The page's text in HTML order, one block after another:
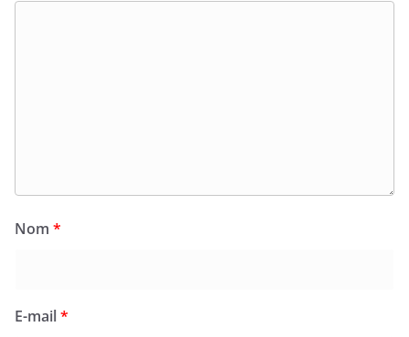
Nom *
E-mail*